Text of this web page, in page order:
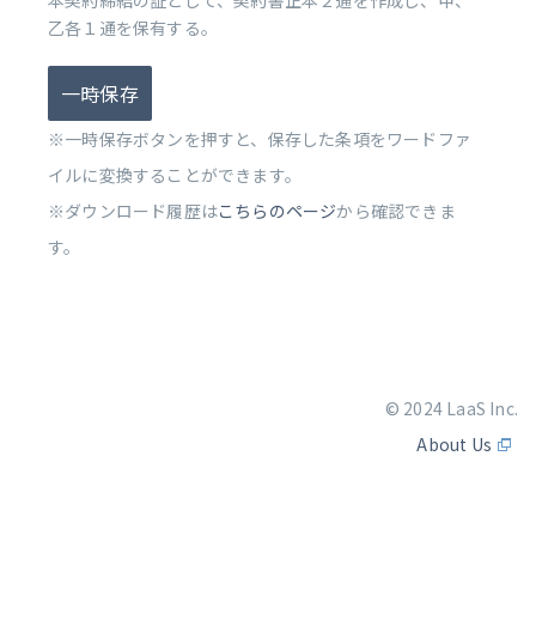
乙各１通を保有する。
一時保存
※一時保存ボタンを押すと、保存した条項をワードファ
イルに変換することができます。
※ダウンロード履歴はこちらのページから確認できま
す。
© 2024 LaaS Inc.
About Us